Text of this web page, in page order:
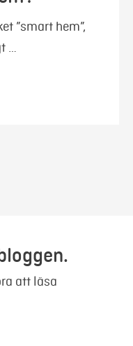
”smart hem”,
…
att läsa